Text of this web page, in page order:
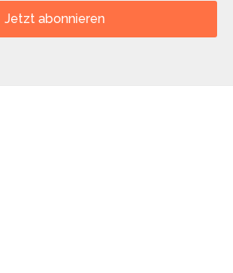
Jetzt abonnieren